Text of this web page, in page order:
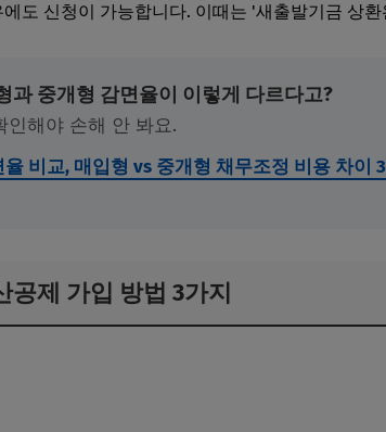
도 신청이 가능합니다. 이때는 '새출발기금 상
과 중개형 감면율이 이렇게 다르다고?
인해야 손해 안 봐요.
비교, 매입형 vs 중개형 채무조정 비용 차이
공제 가입 방법 3가지